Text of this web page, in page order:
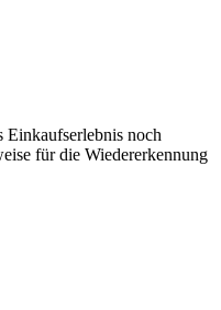
Einkaufserlebnis noch
für die Wiedererkennung